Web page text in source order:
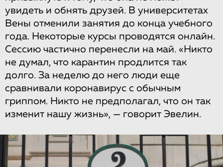
увидеть и обнять друзей. В университетах
Вены отменили занятия до конца учебного
года. Некоторые курсы проводятся онлайн.
Сессию частично перенесли на май. «Никто
не думал, что карантин продлится так
долго. За неделю до него люди еще
сравнивали коронавирус с обычным
гриппом. Никто не предполагал, что он так
изменит нашу жизнь», — говорит Эвелин.